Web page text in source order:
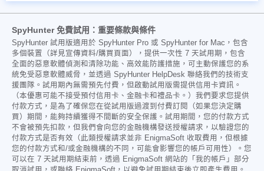
SpyHunter 免費試用：重要條款與條件
SpyHunter 試用版適用於 SpyHunter Pro 或 SpyHunter for Mac，包含
多個裝置（詳見宣傳資料/購買頁面），提供一次性 7 天試用期，包含
全面的惡意軟體偵測和清除功能、高效能防護措施，可主動保護您的系
統免受惡意軟體威脅，並透過 SpyHunter HelpDesk 聯絡我們的技術支
援團隊。試用期內無需預先付費，但啟動試用版需提供信用卡資訊。
（本優惠可能不接受預付信用卡、金融卡和禮品卡。）我們要求您提供
付款方式，是為了確保您在從試用版過渡到付費訂閱（如果您決定購
買）期間，能夠持續獲得不間斷的安全保護。試用期間，您的付款方式
不會被預先扣款，但我們會向您的金融機構發送授權請求，以驗證您的
付款方式是否有效（此類授權請求並非 EnigmaSoft 收取費用，但根據
您的付款方式和/或金融機構的不同，可能會影響您的帳戶可用性）。您
可以在 7 天試用期結束前，透過 EnigmaSoft 網站的「我的帳戶」部分